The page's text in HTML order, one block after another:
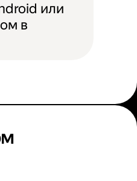
или
в